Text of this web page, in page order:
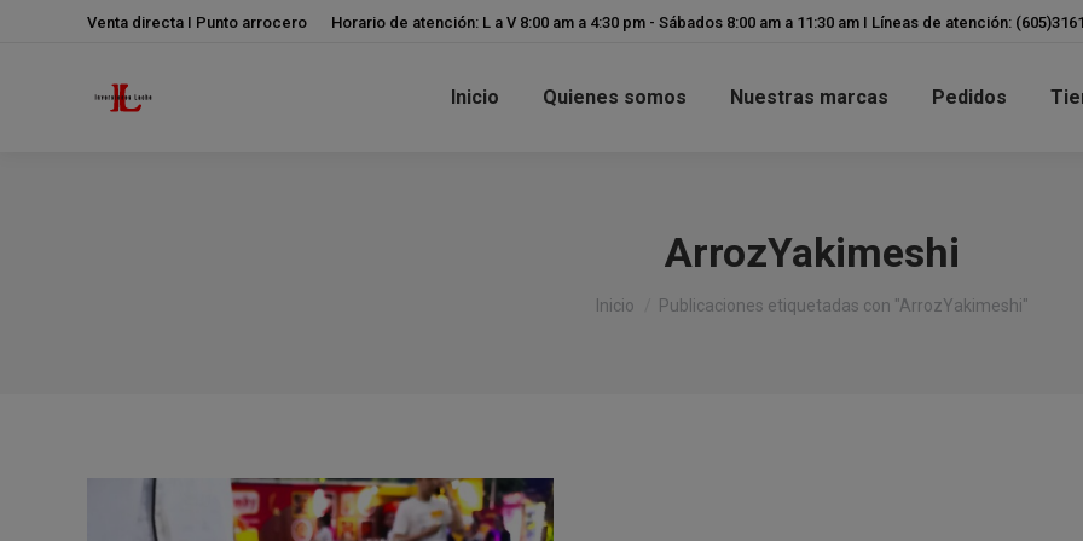
Venta directa I Punto arrocero Horario de atención: L a V 8:00 am a 4:30 pm - Sábados 8:00 am a 11:30 am I Líneas de atención:
Inicio Quienes somos Nuestras marcas Pedidos
ArrozYakimeshi
Estás aquí:
Inicio Publicaciones etiquetadas con "ArrozYakimeshi"
modal-check